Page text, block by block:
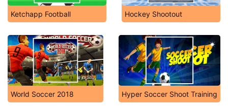
Ketchapp Football Hockey Shootout
World Soccer 2018 Hyper Soccer Shoot Training